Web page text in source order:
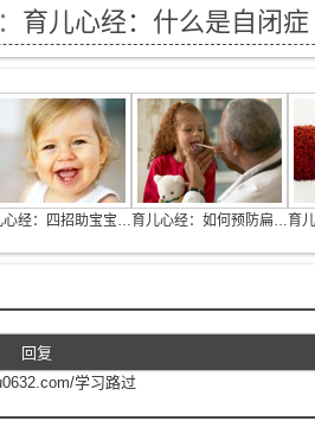
育儿心经：什么是自闭
育儿心经：四招助宝宝长出好牙 育儿心经：如何预防扁桃体发炎育
回复
学习路过